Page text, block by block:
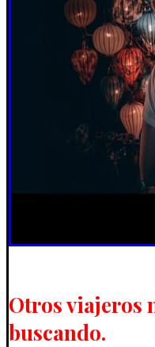
Otros viajeros
buscando.